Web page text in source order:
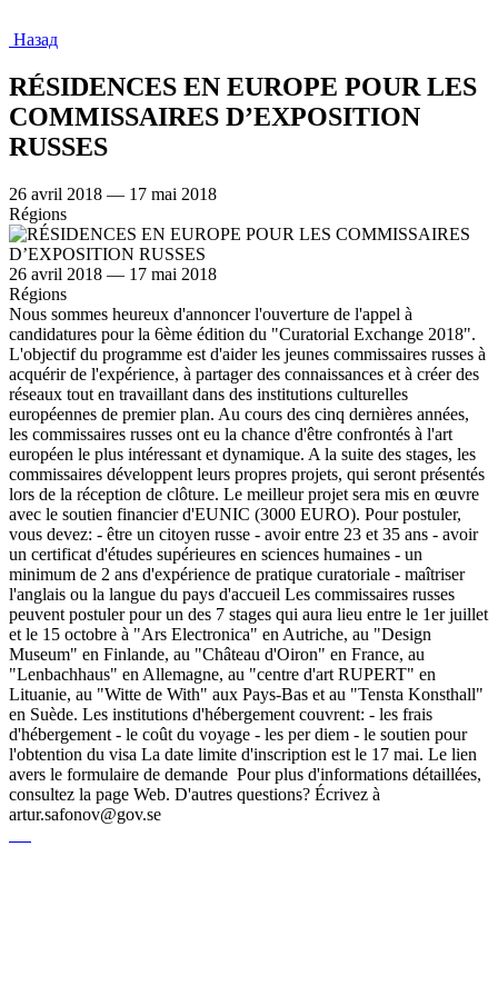
Назад
RÉSIDENCES EN EUROPE POUR LES
COMMISSAIRES D’EXPOSITION
RUSSES
26 avril 2018 — 17 mai 2018
Régions
26 avril 2018 — 17 mai 2018
Régions
Nous sommes heureux d'annoncer l'ouverture de l'appel à
candidatures pour la 6ème édition du "Curatorial Exchange 2018".
L'objectif du programme est d'aider les jeunes commissaires russes à
acquérir de l'expérience, à partager des connaissances et à créer des
réseaux tout en travaillant dans des institutions culturelles
européennes de premier plan. Au cours des cinq dernières années,
les commissaires russes ont eu la chance d'être confrontés à l'art
européen le plus intéressant et dynamique. A la suite des stages, les
commissaires développent leurs propres projets, qui seront présentés
lors de la réception de clôture. Le meilleur projet sera mis en œuvre
avec le soutien financier d'EUNIC (3000 EURO). Pour postuler,
vous devez: - être un citoyen russe - avoir entre 23 et 35 ans - avoir
un certificat d'études supérieures en sciences humaines - un
minimum de 2 ans d'expérience de pratique curatoriale - maîtriser
l'anglais ou la langue du pays d'accueil Les commissaires russes
peuvent postuler pour un des 7 stages qui aura lieu entre le 1er juillet
et le 15 octobre à "Ars Electronica" en Autriche, au "Design
Museum" en Finlande, au "Château d'Oiron" en France, au
"Lenbachhaus" en Allemagne, au "centre d'art RUPERT" en
Lituanie, au "Witte de With" aux Pays-Bas et au "Tensta Konsthall"
en Suède. Les institutions d'hébergement couvrent: - les frais
d'hébergement - le coût du voyage - les per diem - le soutien pour
l'obtention du visa La date limite d'inscription est le 17 mai. Le lien
avers le formulaire de demande Pour plus d'informations détaillées,
consultez la page Web. D'autres questions? Écrivez à
artur.safonov@gov.se